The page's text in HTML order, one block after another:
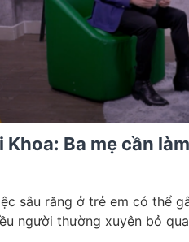
Khoa: Ba mẹ cần
sâu răng ở trẻ em có thể
người thường xuyên bỏ